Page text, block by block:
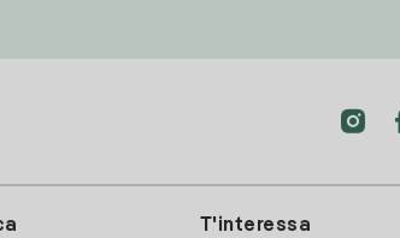
T'interessa